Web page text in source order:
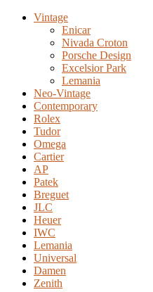
Vintage
Enicar
Nivada Croton
Porsche Design
Excelsior Park
Lemania
Neo-Vintage
Contemporary
Rolex
Tudor
Omega
Cartier
AP
Patek
Breguet
JLC
Heuer
IWC
Lemania
Universal
Damen
Zenith